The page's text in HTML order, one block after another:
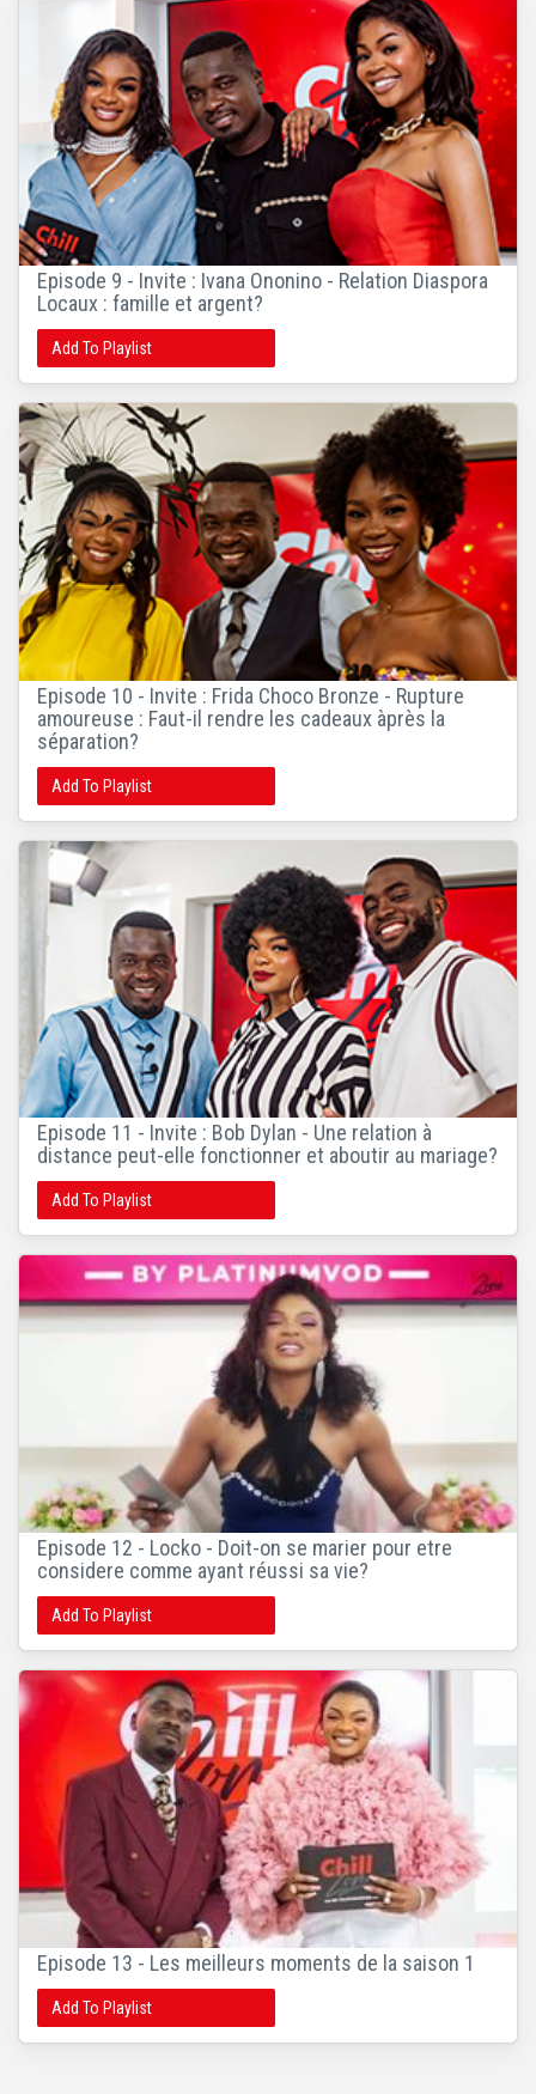
Episode 9 - Invite : Ivana Ononino - Relation Diaspora
Locaux : famille et argent?
Add To Playlist
Episode 10 - Invite : Frida Choco Bronze - Rupture
amoureuse : Faut-il rendre les cadeaux àprès la
séparation?
Add To Playlist
Episode 11 - Invite : Bob Dylan - Une relation à
distance peut-elle fonctionner et aboutir au mariage?
Add To Playlist
Episode 12 - Locko - Doit-on se marier pour etre
considere comme ayant réussi sa vie?
Add To Playlist
Episode 13 - Les meilleurs moments de la saison 1
Add To Playlist